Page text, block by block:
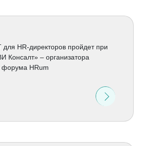
HR-директоров пройдет при
Консалт» – организатора
форума HRum